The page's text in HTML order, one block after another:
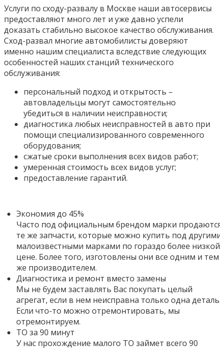
Услуги по сходу-развалу в Москве наши автосервисы
предоставляют много лет и уже давно успели
доказать стабильно высокое качество обслуживания.
Сход-развал многие автомобилисты доверяют
именно нашим специалиста вследствие следующих
особенностей наших станций технического
обслуживания:
персональный подход и открытость –
автовладельцы могут самостоятельно
убедиться в наличии неисправности;
диагностика любых неисправностей в авто при
помощи специализированного современного
оборудования;
сжатые сроки выполнения всех видов работ;
умеренная стоимость всех видов услуг;
предоставление гарантий.
Экономия до 45%
Часто под официальным брендом марки
те же запчасти, которые можно купить под
малоизвестными марками по гораздо более низкой
цене. Более того, изготовлены они все одним и тем
же производителем.
Диагностика и ремонт вместо замены
Мы не будем заставлять Вас покупать целый
агрегат, если в нем неисправна только одна
Если что-то можно отремонтировать, мы
отремонтируем.
ТО за 90 минут
У нас прохождение малого ТО займет всего 90